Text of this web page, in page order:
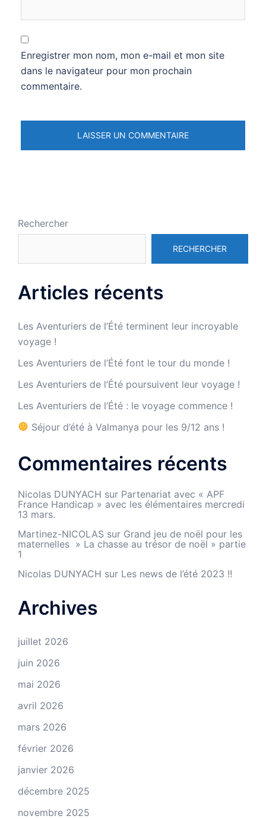
Enregistrer mon nom, mon e-mail et mon site
dans le navigateur pour mon prochain
commentaire.
Rechercher
RECHERCHER
Articles récents
Les Aventuriers de l’Été terminent leur incroyable
voyage !
Les Aventuriers de l’Été font le tour du monde !
Les Aventuriers de l’Été poursuivent leur voyage !
Les Aventuriers de l’Été : le voyage commence !
Séjour d’été à Valmanya pour les 9/12 ans !
Commentaires récents
Nicolas DUNYACH sur Partenariat avec « APF
France Handicap » avec les élémentaires mercredi
13 mars.
Martinez-NICOLAS sur Grand jeu de noël pour les
maternelles » La chasse au trésor de noël » partie
1
Nicolas DUNYACH sur Les news de l’été 2023 !!
Archives
juillet 2026
juin 2026
mai 2026
avril 2026
mars 2026
février 2026
janvier 2026
décembre 2025
novembre 2025